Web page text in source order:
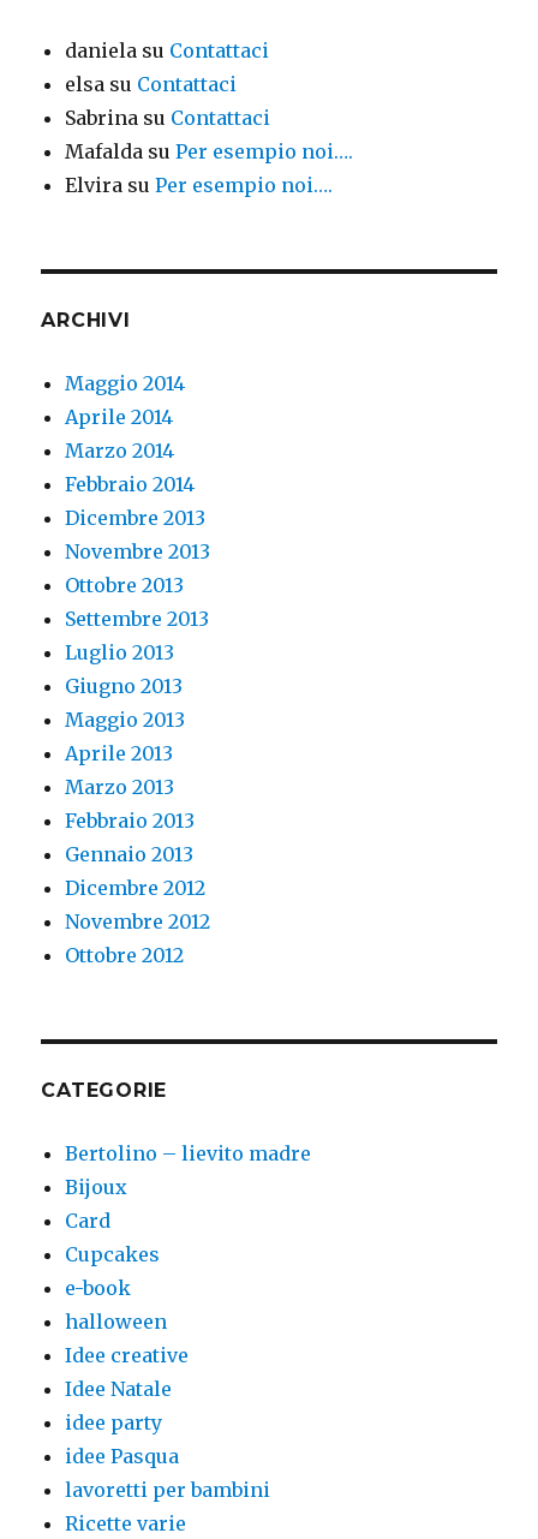
daniela su Contattaci
elsa su Contattaci
Sabrina su Contattaci
Mafalda suPer esempio noi….
Elvira suPer esempio noi….
ARCHIVI
Maggio 2014
Aprile 2014
Marzo 2014
Febbraio 2014
Dicembre 2013
Novembre 2013
Ottobre 2013
Settembre 2013
Luglio 2013
Giugno 2013
Maggio 2013
Aprile 2013
Marzo 2013
Febbraio 2013
Gennaio 2013
Dicembre 2012
Novembre 2012
Ottobre 2012
CATEGORIE
Bertolino – lievito madre
Bijoux
Card
Cupcakes
e-book
halloween
Idee creative
Idee Natale
idee party
idee Pasqua
lavoretti per bambini
Ricette varie